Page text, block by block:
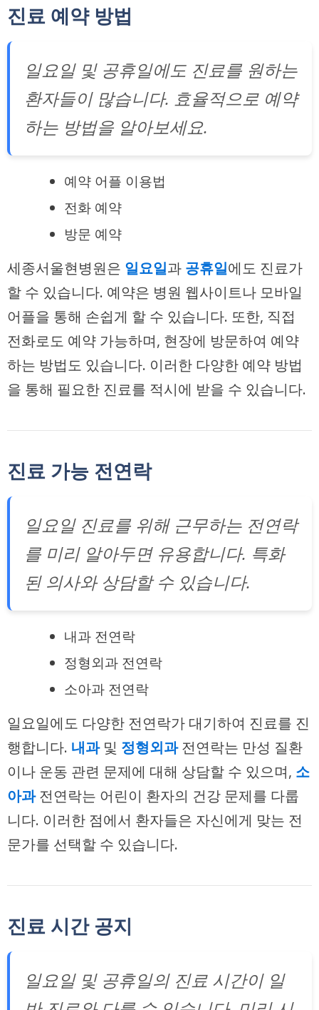
진료 예약 방법
일요일 및 공휴일에도 진료를 원하는
환자들이 많습니다. 효율적으로 예약
하는 방법을 알아보세요.
예약 어플 이용법
전화 예약
방문 예약
세종서울현병원은 일요일과 공휴일에도 진료가
할 수 있습니다. 예약은 병원 웹사이트나 모바일
어플을 통해 손쉽게 할 수 있습니다. 또한, 직접
전화로도 예약 가능하며, 현장에 방문하여 예약
하는 방법도 있습니다. 이러한 다양한 예약 방법
을 통해 필요한 진료를 적시에 받을 수 있습니다.
진료 가능 전연락
일요일 진료를 위해 근무하는 전연락
를 미리 알아두면 유용합니다. 특화
된 의사와 상담할 수 있습니다.
내과 전연락
정형외과 전연락
소아과 전연락
일요일에도 다양한 전연락가 대기하여 진료를 진
행합니다. 내과및 정형외과전연락는 만성 질환
이나 운동 관련 문제에 대해 상담할 수 있으며, 소
아과전연락는 어린이 환자의 건강 문제를 다룹
니다. 이러한 점에서 환자들은 자신에게 맞는 전
문가를 선택할 수 있습니다.
진료 시간 공지
일요일 및 공휴일의 진료 시간이 일